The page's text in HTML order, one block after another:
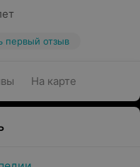
первый отзыв
На карте